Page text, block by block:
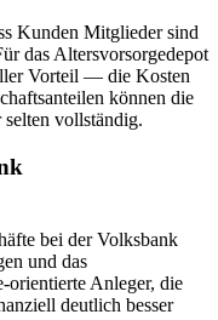
Kunden Mitglieder sind
das Altersvorsorgedepot
Vorteil — die Kosten
können die
vollständig.
bei der Volksbank
und das
orientierte Anleger, die
deutlich besser